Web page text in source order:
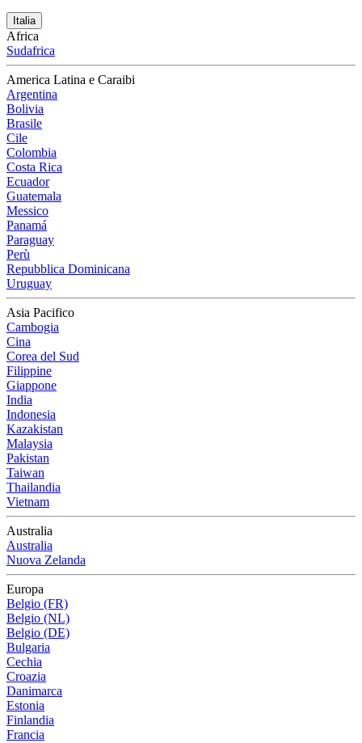
Italia
Africa
Sudafrica
America Latina e Caraibi
Argentina
Bolivia
Brasile
Cile
Colombia
Costa Rica
Ecuador
Guatemala
Messico
Panamá
Paraguay
Perù
Repubblica Dominicana
Uruguay
Asia Pacifico
Cambogia
Cina
Corea del Sud
Filippine
Giappone
India
Indonesia
Kazakistan
Malaysia
Pakistan
Taiwan
Thailandia
Vietnam
Australia
Australia
Nuova Zelanda
Europa
Belgio (FR)
Belgio (NL)
Belgio (DE)
Bulgaria
Cechia
Croazia
Danimarca
Estonia
Finlandia
Francia